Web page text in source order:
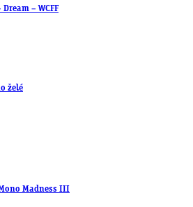
– WCFF
želé
Madness III